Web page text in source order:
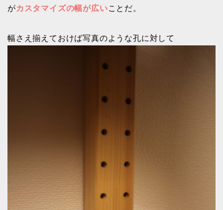
がカスタマイズの幅が広いことだ。
幅さえ揃えておけば写真のような孔に対して